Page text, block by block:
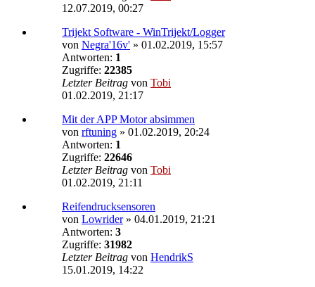
12.07.2019, 00:27
Trijekt Software - WinTrijekt/Logger
von Negra'16v' » 01.02.2019, 15:57
Antworten: 1
Zugriffe: 22385
Letzter Beitrag von Tobi
01.02.2019, 21:17
Mit der APP Motor absimmen
von rftuning » 01.02.2019, 20:24
Antworten: 1
Zugriffe: 22646
Letzter Beitrag von Tobi
01.02.2019, 21:11
Reifendrucksensoren
von Lowrider» 04.01.2019, 21:21
Antworten: 3
Zugriffe: 31982
Letzter Beitrag von HendrikS
15.01.2019, 14:22